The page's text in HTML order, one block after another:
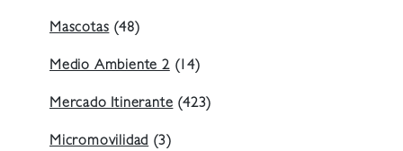
Mascotas(48)
Medio Ambiente 2(14)
Mercado Itinerante(423)
Micromovilidad(3)